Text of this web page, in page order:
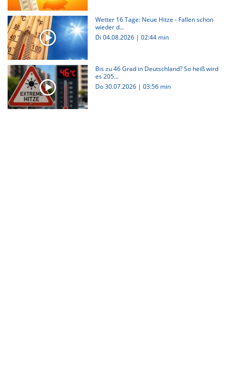
Wetter 16 Tage: Neue Hitze - Fallen schon
wieder d...
Di 04.08.2026 | 02:44 min
Bis zu 46 Grad in Deutschland? So heiß wird
es 205...
Do 30.07.2026 | 03:56 min